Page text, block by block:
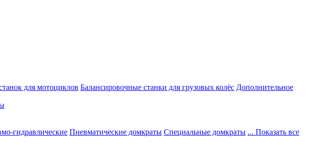
для мотоциклов Балансировочные станки для грузовых колёс Дополнительное
гидравлические Пневматические домкраты Специальные домкраты ... Показать все